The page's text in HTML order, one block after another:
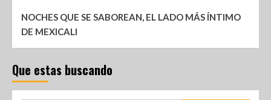
NOCHES QUE SE SABOREAN, EL LADO MÁS ÍNTIMO
DE MEXICALI
Que estas buscando